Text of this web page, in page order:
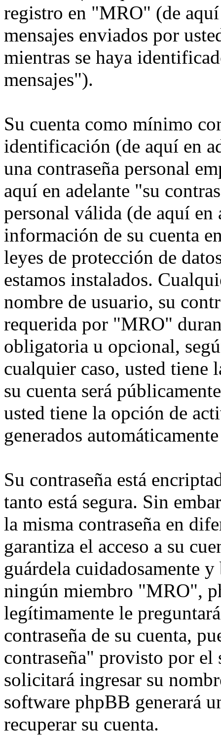
registro en "MRO" (de
mensajes enviados por
mientras se haya
mensajes").
Su cuenta como mínimo
identificación (de aquí en
una contraseña personal
aquí en adelante "su
personal válida (de aquí
información de su cuenta
leyes de protección de
estamos instalados.
nombre de usuario, su
requerida por "MRO"
obligatoria u opcional,
cualquier caso, usted tiene
su cuenta será
usted tiene la opción de
generados
Su contraseña está
tanto está segura. Sin
la misma contraseña en
garantiza el acceso a su
guárdela cuidadosamente
ningún miembro "MRO",
legítimamente le
contraseña de su cuenta,
contraseña" provisto por
solicitará ingresar su
software phpBB generará
recuperar su cuenta.